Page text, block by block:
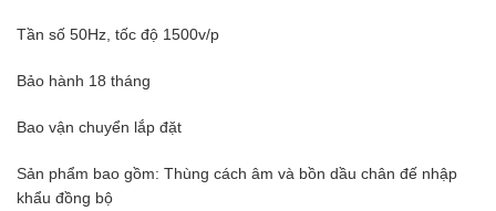
Tần số 50Hz, tốc độ 1500v/p
Bảo hành 18 tháng
Bao vận chuyển lắp đặt
Sản phẩm bao gồm: Thùng cách âm và bồn dầu chân đế nhập
khẩu đồng bộ